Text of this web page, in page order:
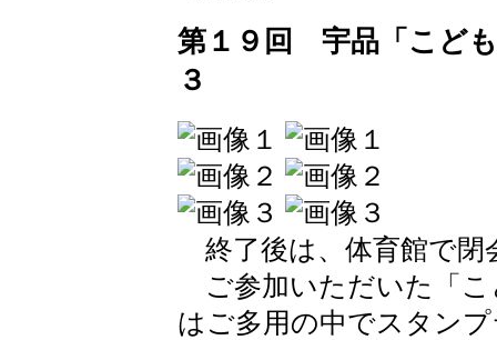
第１９回 宇品「こど
３
終了後は、体育館で閉
ご参加いただいた「こ
はご多用の中でスタン